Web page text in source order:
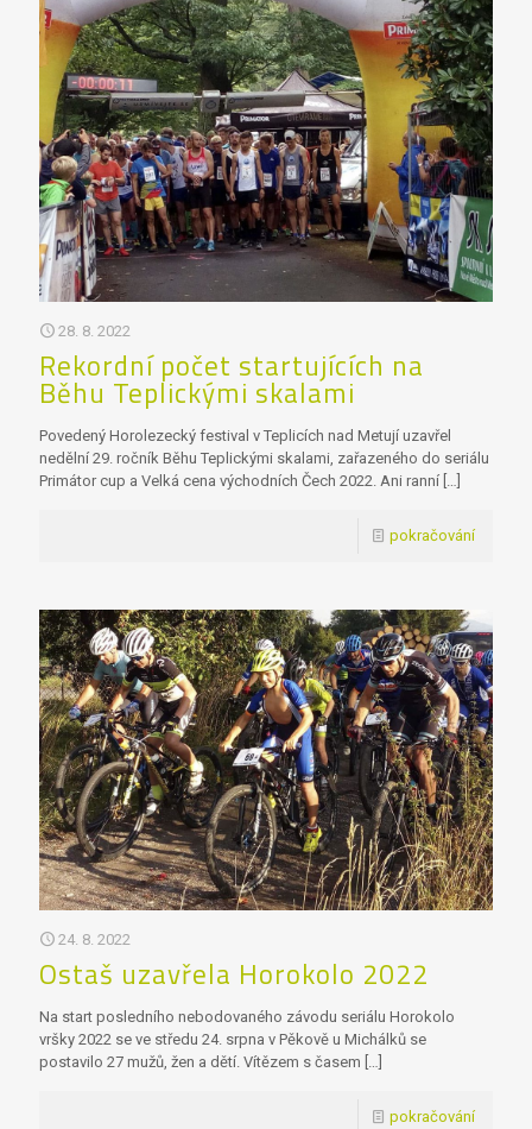
28. 8. 2022
Rekordní počet startujících na
Běhu Teplickými skalami
Povedený Horolezecký festival v Teplicích nad Metují uzavřel
nedělní 29. ročník Běhu Teplickými skalami, zařazeného do seriálu
Primátor cup a Velká cena východních Čech 2022. Ani ranní […]
pokračování
24. 8. 2022
Ostaš uzavřela Horokolo 2022
Na start posledního nebodovaného závodu seriálu Horokolo
vršky 2022 se ve středu 24. srpna v Pěkově u Michálků se
postavilo 27 mužů, žen a dětí. Vítězem s časem […]
pokračování